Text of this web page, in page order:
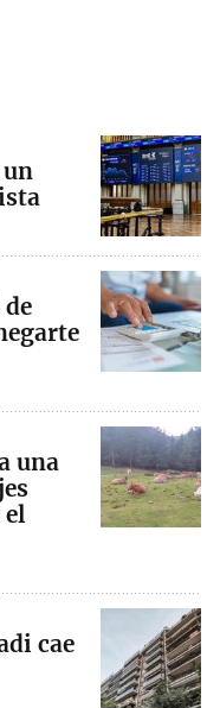
un
una
el
cae